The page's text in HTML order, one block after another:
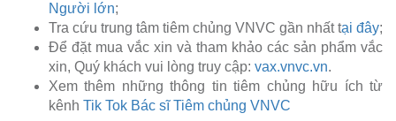
Người lớn;
Tra cứu trung tâm tiêm chủng VNVC gần nhất tại đây;
Để đặt mua vắc xin và tham khảo các sản phẩm vắc
xin, Quý khách vui lòng truy cập: vax.vnvc.vn.
Xem thêm những thông tin tiêm chủng hữu ích từ
kênh Tik Tok Bác sĩ Tiêm chủng VNVC